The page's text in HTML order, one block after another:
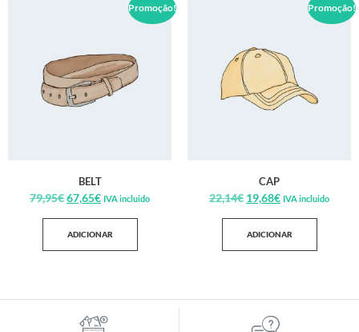
Promoção!
BELT
79,95€67,65€ IVA incluido
ADICIONAR
Promoção!
CAP
22,14€ 19,68€ IVA incluido
ADICIONAR